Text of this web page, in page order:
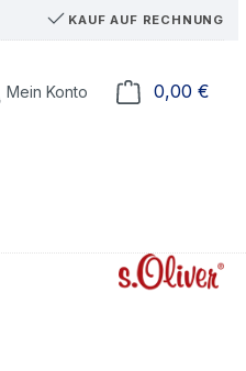
KAUF AUF RECHNUNG
0,00 €